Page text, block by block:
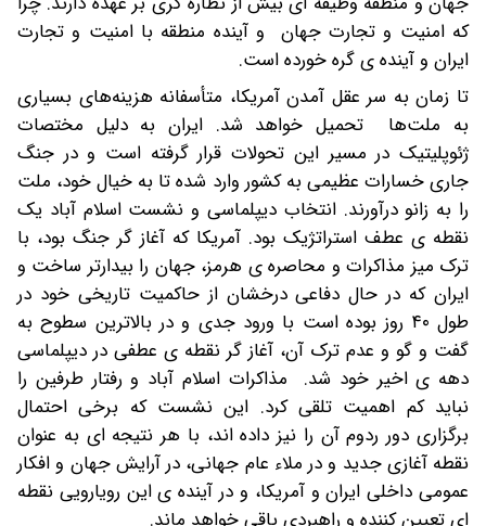
که امنیت و تجارت جهان و آینده منطقه با امنیت و تجارت
ایران و آینده ی گره خورده است.
تا زمان به سر عقل آمدن آمریکا، متأسفانه هزینه‌های بسیاری
به ملت‌ها تحمیل خواهد شد. ایران به دلیل مختصات
ژئوپلیتیک در مسیر این تحولات قرار گرفته است و در جنگ
جاری خسارات عظیمی به کشور وارد شده تا به خیال خود، ملت
را به زانو درآورند. انتخاب دیپلماسی و نشست اسلام آباد یک
نقطه ی عطف استراتژیک بود. آمریکا که آغاز گر جنگ بود، با
ترک میز مذاکرات و محاصره ی هرمز، جهان را بیدارتر ساخت و
ایران که در حال دفاعی درخشان از حاکمیت تاریخی خود در
طول ۴۰ روز بوده است با ورود جدی و در بالاترین سطوح به
گفت و گو و عدم ترک آن، آغاز گر نقطه ی عطفی در دیپلماسی
دهه ی اخیر خود شد. مذاکرات اسلام آباد و رفتار طرفین را
نباید کم اهمیت تلقی کرد. این نشست که برخی احتمال
برگزاری دور ردوم آن را نیز داده اند، با هر نتیجه ای به عنوان
نقطه آغازی جدید و در ملاء عام جهانی، در آرایش جهان و افکار
عمومی داخلی ایران و آمریکا، و در آینده ی این رویارویی نقطه
ای تعیین کننده و راهبردی باقی خواهد ماند.